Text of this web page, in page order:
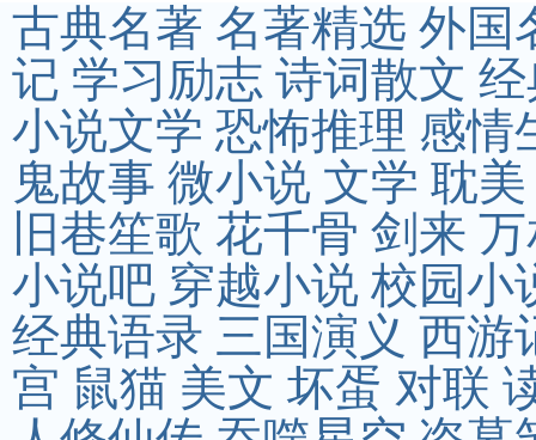
古典名著 名著精选 外国
记 学习励志 诗词散文
小说文学 恐怖推理 感情
鬼故事 微小说 文学 耽美
旧巷笙歌 花千骨 剑来
小说吧 穿越小说 校园小
经典语录 三国演义 西游
宫 鼠猫 美文 坏蛋 对联